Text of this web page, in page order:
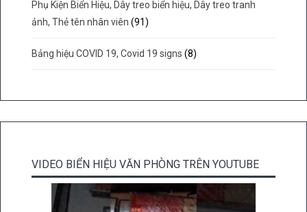
Phụ Kiện Biển Hiệu, Dây treo biển hiệu, Dây treo tranh
ảnh, Thẻ tên nhân viên (91)
Bảng hiệu COVID 19, Covid 19 signs (8)
VIDEO BIỂN HIỆU VĂN PHÒNG TRÊN YOUTUBE